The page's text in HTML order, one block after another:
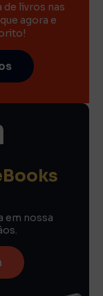
de livros nas
agora e
em nossa